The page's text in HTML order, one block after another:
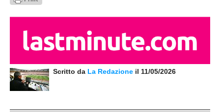
Scritto da La Redazione il 11/05/2026